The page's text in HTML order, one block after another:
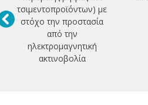
τσιμεντοπροϊόντων) με
στόχο την προστασία
από την
ηλεκτρομαγνητική
ακτινοβολία